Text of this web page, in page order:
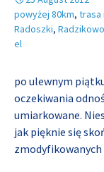
powyżej 80km, trasa
Radoszki, Radzikowo
el
po ulewnym
oczekiwania
umiarkowane.
jak pięknie się
zmodyfikowanych